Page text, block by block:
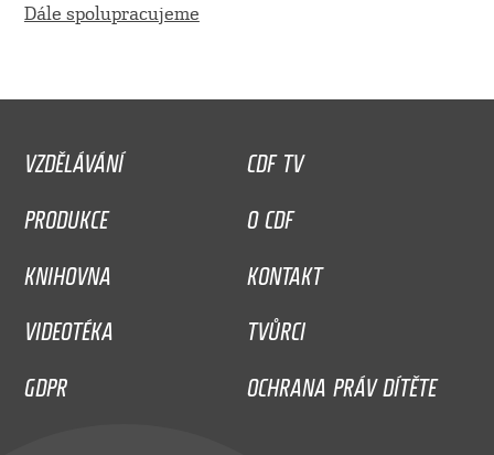
Dále spolupracujeme
VZDĚLÁVÁNÍ
CDF TV
PRODUKCE
O CDF
KNIHOVNA
KONTAKT
VIDEOTÉKA
TVŮRCI
GDPR
OCHRANA PRÁV DÍTĚTE